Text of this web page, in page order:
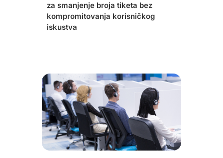
za smanjenje broja tiketa bez
kompromitovanja korisničkog
iskustva